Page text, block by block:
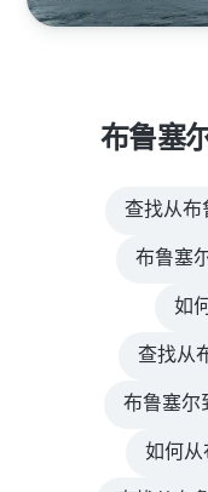
布鲁塞
查找从布
布鲁塞
如
查找从
布鲁塞尔
如何从